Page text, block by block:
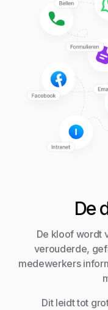
De
De kloof wordt
verouderde,
medewerkers
Dit leidt tot